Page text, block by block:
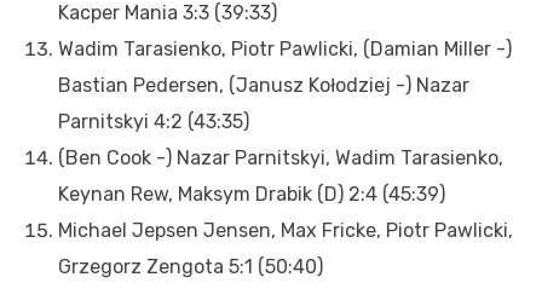
Kacper Mania 3:3 (39:33)
Wadim Tarasienko, Piotr Pawlicki, (Damian Miller -)
Bastian Pedersen, (Janusz Kołodziej -) Nazar
Parnitskyi 4:2 (43:35)
(Ben Cook -) Nazar Parnitskyi, Wadim Tarasienko,
Keynan Rew, Maksym Drabik (D) 2:4 (45:39)
Michael Jepsen Jensen, Max Fricke, Piotr Pawlicki,
Grzegorz Zengota 5:1 (50:40)